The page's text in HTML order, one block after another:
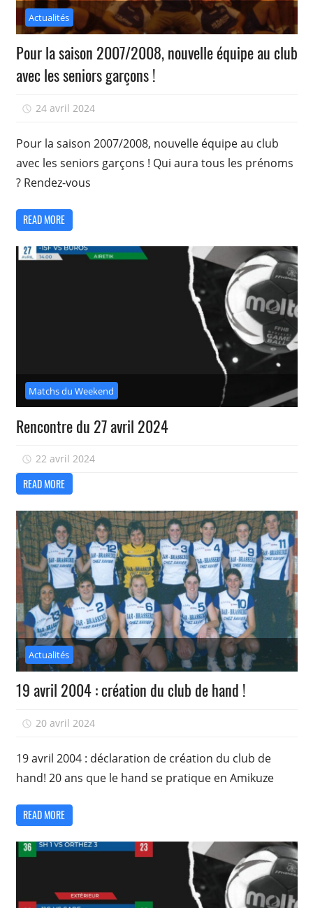
Actualités
Pour la saison 2007/2008, nouvelle équipe au club
avec les seniors garçons !
24 avril 2024
Pour la saison 2007/2008, nouvelle équipe au club
avec les seniors garçons ! Qui aura tous les prénoms
? Rendez-vous
READ MORE
Matchs du Weekend
Rencontre du 27 avril 2024
22 avril 2024
READ MORE
Actualités
19 avril 2004 : création du club de hand !
20 avril 2024
19 avril 2004 : déclaration de création du club de
hand! 20 ans que le hand se pratique en Amikuze
READ MORE